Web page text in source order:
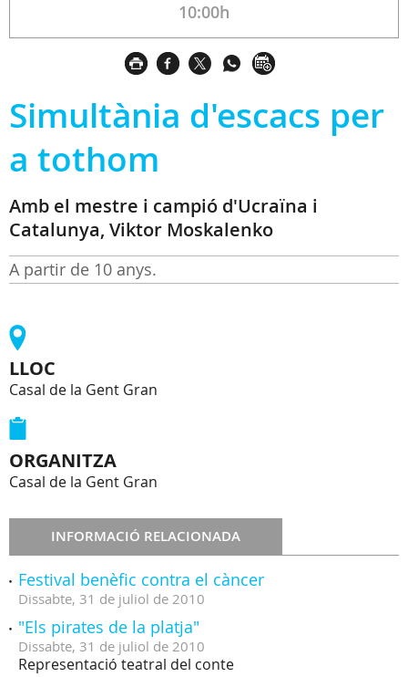
10:00h
Simultània d'escacs per
a tothom
Amb el mestre i campió d'Ucraïna i
Catalunya, Viktor Moskalenko
A partir de 10 anys.
LLOC
Casal de la Gent Gran
ORGANITZA
Casal de la Gent Gran
INFORMACIÓ RELACIONADA
Festival benèfic contra el càncer
Dissabte, 31 de juliol de 2010
"Els pirates de la platja"
Dissabte, 31 de juliol de 2010
Representació teatral del conte